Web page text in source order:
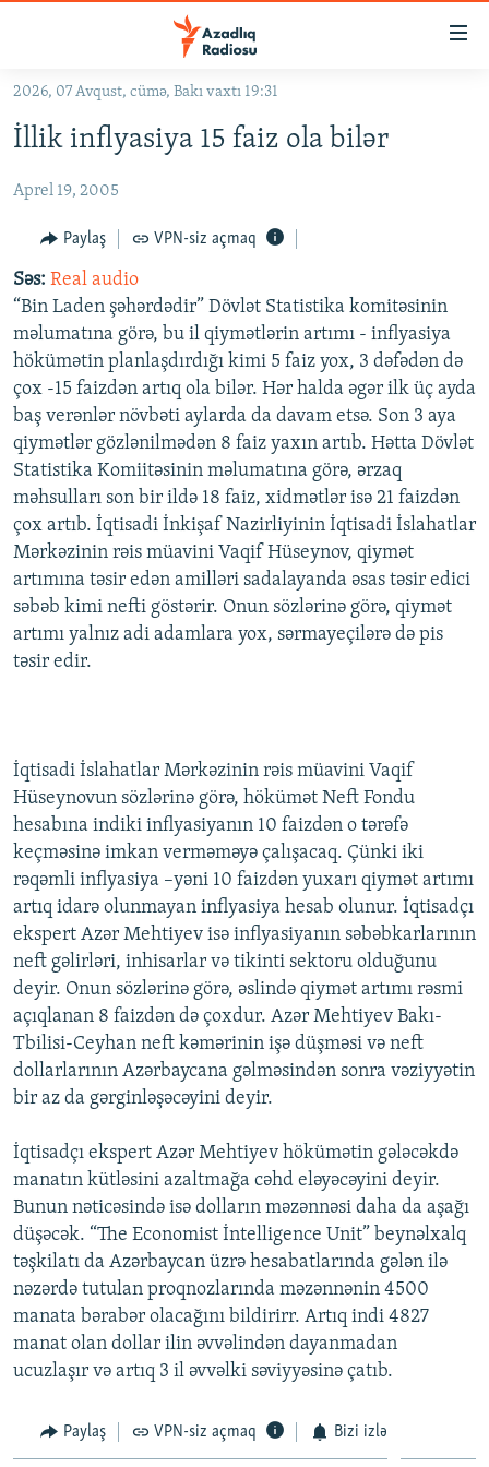
Əsas
qayıt
naviqasiyaya
Axtarışa
keç
KORRUPSIOMETR
#ƏSLINDƏ
FƏRQƏ BAX
QANUNI DOĞRU
ARAŞDIRMA
MULTIMEDIA
VIDEO
FOTOQALEREYA
KARIKATURA
RADIO ARXIV
OXU ZALI
AZƏRBAYCAN ƏDƏBIYYATI KITABXANASI
İSLAM VƏ DEMOKRATIYA
İZ - MƏDƏNIYYƏT PROQRAMI
HAQQIMIZDA
PEŞƏ ETIKASI VƏ JURNALISTIKA STANDARTLARIMIZ
MATERIALLARIMIZDAN ISTIFADƏ
AZADLIQRADIOSU MOBIL TELEFONUNUZDA
BIZIMLƏ ƏLAQƏ
BIZI IZLƏ
RFE/RL-in bütün saytları
2026, 07 Avqust, cümə, Bakı vaxtı 19:31
İllik inflyasiya 15 faiz ola bilər
Aprel 19, 2005
Paylaş VPN-siz açmaq
Səs: Real audio
“Bin Laden şəhərdədir” Dövlət Statistika komitəsinin
məlumatına görə, bu il qiymətlərin artımı - inflyasiya
hökümətin planlaşdırdığı kimi 5 faiz yox, 3 dəfədən də
çox -15 faizdən artıq ola bilər. Hər halda əgər ilk üç ayda
baş verənlər növbəti aylarda da davam etsə. Son 3 aya
qiymətlər gözlənilmədən 8 faiz yaxın artıb. Hətta Dövlət
Statistika Komiitəsinin məlumatına görə, ərzaq
məhsulları son bir ildə 18 faiz, xidmətlər isə 21 faizdən
çox artıb. İqtisadi İnkişaf Nazirliyinin İqtisadi İslahatlar
Mərkəzinin rəis müavini Vaqif Hüseynov, qiymət
artımına təsir edən amilləri sadalayanda əsas təsir edici
səbəb kimi nefti göstərir. Onun sözlərinə görə, qiymət
artımı yalnız adi adamlara yox, sərmayeçilərə də pis
təsir edir.
İqtisadi İslahatlar Mərkəzinin rəis müavini Vaqif
Hüseynovun sözlərinə görə, hökümət Neft Fondu
hesabına indiki inflyasiyanın 10 faizdən o tərəfə
keçməsinə imkan verməməyə çalışacaq. Çünki iki
rəqəmli inflyasiya –yəni 10 faizdən yuxarı qiymət artımı
artıq idarə olunmayan inflyasiya hesab olunur. İqtisadçı
ekspert Azər Mehtiyev isə inflyasiyanın səbəbkarlarının
neft gəlirləri, inhisarlar və tikinti sektoru olduğunu
deyir. Onun sözlərinə görə, əslində qiymət artımı rəsmi
açıqlanan 8 faizdən də çoxdur. Azər Mehtiyev Bakı-
Tbilisi-Ceyhan neft kəmərinin işə düşməsi və neft
dollarlarının Azərbaycana gəlməsindən sonra vəziyyətin
bir az da gərginləşəcəyini deyir.
İqtisadçı ekspert Azər Mehtiyev hökümətin gələcəkdə
manatın kütləsini azaltmağa cəhd eləyəcəyini deyir.
Bunun nəticəsində isə dolların məzənnəsi daha da aşağı
düşəcək. “The Economist İntelligence Unit” beynəlxalq
təşkilatı da Azərbaycan üzrə hesabatlarında gələn ilə
nəzərdə tutulan proqnozlarında məzənnənin 4500
manata bərabər olacağını bildirirr. Artıq indi 4827
manat olan dollar ilin əvvəlindən dayanmadan
ucuzlaşır və artıq 3 il əvvəlki səviyyəsinə çatıb.
Paylaş VPN-siz açmaq Bizi izlə